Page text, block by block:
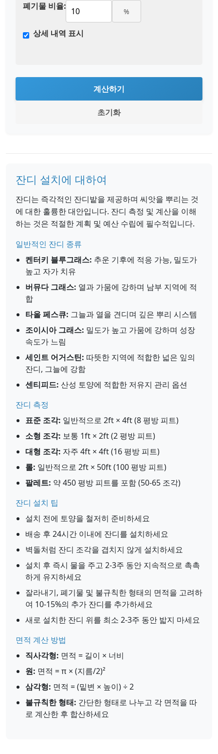
폐기물 비율: %
상세 내역 표시
계산하기
초기화
잔디 설치에 대하여
잔디는 즉각적인 잔디밭을 제공하며 씨앗을 뿌리는 것
에 대한 훌륭한 대안입니다. 잔디 측정 및 계산을 이해
하는 것은 적절한 계획 및 예산 수립에 필수적입니다.
일반적인 잔디 종류
켄터키 블루그래스: 추운 기후에 적응 가능, 밀도가
높고 자가 치유
버뮤다 그래스: 열과 가뭄에 강하며 남부 지역에 적
합
타올 페스큐: 그늘과 열을 견디며 깊은 뿌리 시스템
조이시아 그래스: 밀도가 높고 가뭄에 강하며 성장
속도가 느림
세인트 어거스틴: 따뜻한 지역에 적합한 넓은 잎의
잔디, 그늘에 강함
센티피드: 산성 토양에 적합한 저유지 관리 옵션
잔디 측정
표준 조각: 일반적으로 2ft × 4ft (8 평방 피트)
소형 조각: 보통 1ft × 2ft (2 평방 피트)
대형 조각: 자주 4ft × 4ft (16 평방 피트)
롤: 일반적으로 2ft × 50ft (100 평방 피트)
팔레트: 약 450 평방 피트를 포함 (50-65 조각)
잔디 설치 팁
설치 전에 토양을 철저히 준비하세요
배송 후 24시간 이내에 잔디를 설치하세요
벽돌처럼 잔디 조각을 겹치지 않게 설치하세요
설치 후 즉시 물을 주고 2-3주 동안 지속적으로 촉촉
하게 유지하세요
잘라내기, 폐기물 및 불규칙한 형태의 면적을 고려하
여 10-15%의 추가 잔디를 추가하세요
새로 설치한 잔디 위를 최소 2-3주 동안 밟지 마세요
면적 계산 방법
직사각형: 면적 = 길이 × 너비
원: 면적 = π × (지름/2)²
삼각형: 면적 = (밑변 × 높이) ÷ 2
불규칙한 형태: 간단한 형태로 나누고 각 면적을 따
로 계산한 후 합산하세요